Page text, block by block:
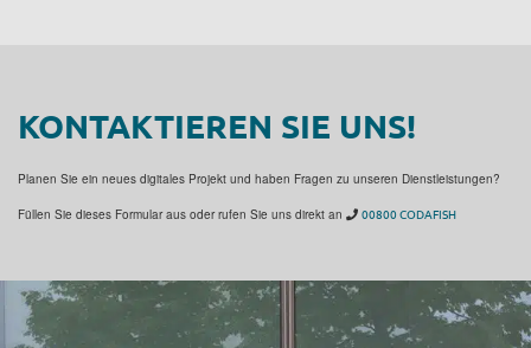
KONTAKTIEREN SIE UNS!
Planen Sie ein neues digitales Projekt und haben Fragen zu unseren Dienstleistungen?
Füllen Sie dieses Formular aus oder rufen Sie uns direkt an 00800 CODAFISH